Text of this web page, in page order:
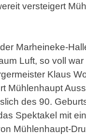
versteigert
Marheineke-
Luft, so voll war
Klaus
Mühlenhaupt
des 90.
Spektakel mit
Mühlenhaupt-